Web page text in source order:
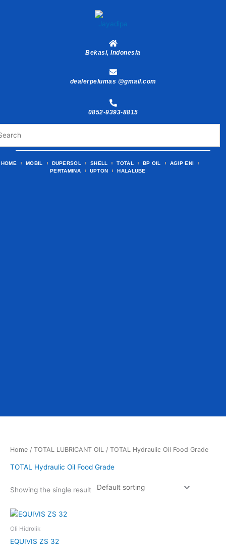
Bekasi, Indonesia
dealerpelumas @gmail.com
0852-9393-8815
HOME MOBIL DUPERSOL SHELL TOTAL BP OIL
AGIP ENI
PERTAMINA
UPTON HALALUBE
Home / TOTAL LUBRICANT OIL / TOTAL Hydraulic Oil Food Grade
TOTAL Hydraulic Oil Food Grade
Showing the single result
Oli Hidrolik
EQUIVIS ZS 32